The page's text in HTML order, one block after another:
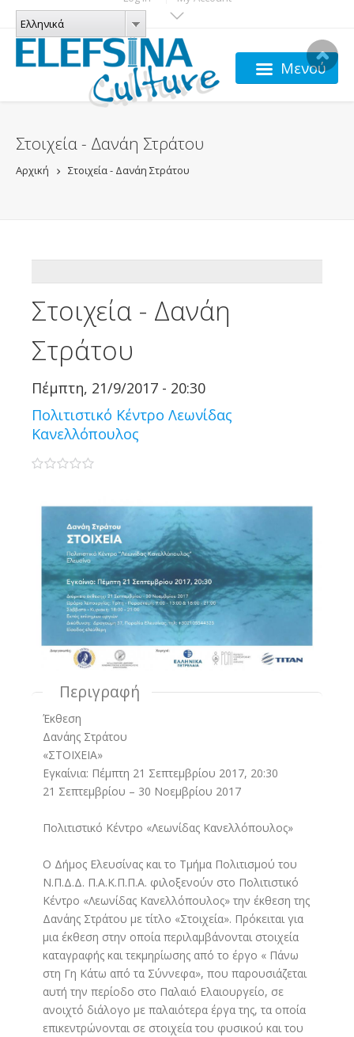
Παράκαμψη προς το κυρίως περιεχόμενο
ΓΛΏΣΣΕΣ
Ελληνικά
Ελληνικά
Μενού
Στοιχεία - Δανάη Στράτου
Αρχική Στοιχεία - Δανάη Στράτου
Στοιχεία - Δανάη
Στράτου
Πέμπτη, 21/9/2017 - 20:30
Πολιτιστικό Κέντρο Λεωνίδας
Κανελλόπουλος
0 stars
Περιγραφή
Έκθεση
Δανάης Στράτου
«ΣΤΟΙΧΕΙΑ»
Εγκαίνια: Πέμπτη 21 Σεπτεμβρίου 2017, 20:30
21 Σεπτεμβρίου – 30 Νοεμβρίου 2017
Πολιτιστικό Κέντρο «Λεωνίδας Κανελλόπουλος»
Ο Δήμος Ελευσίνας και το Τμήμα Πολιτισμού του
Ν.Π.Δ.Δ. Π.Α.Κ.Π.Π.Α. φιλοξενούν στο Πολιτιστικό
Κέντρο «Λεωνίδας Κανελλόπουλος» την έκθεση της
Δανάης Στράτου με τίτλο «Στοιχεία». Πρόκειται για
μια έκθεση στην οποία περιλαμβάνονται στοιχεία
καταγραφής και τεκμηρίωσης από το έργο « Πάνω
στη Γη Κάτω από τα Σύννεφα», που παρουσιάζεται
αυτή την περίοδο στο Παλαιό Ελαιουργείο, σε
ανοιχτό διάλογο με παλαιότερα έργα της, τα οποία
επικεντρώνονται σε στοιχεία του φυσικού και του